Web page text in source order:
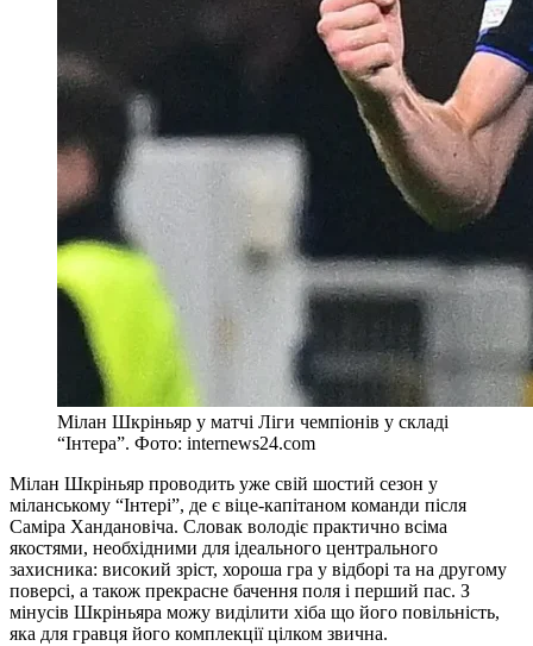
Мілан Шкріньяр у матчі Ліги чемпіонів у складі
“Інтера”. Фото: internews24.com
Мілан Шкріньяр проводить уже свій шостий сезон у
міланському “Інтері”, де є віце-капітаном команди після
Саміра Хандановіча. Словак володіє практично всіма
якостями, необхідними для ідеального центрального
захисника: високий зріст, хороша гра у відборі та на другому
поверсі, а також прекрасне бачення поля і перший пас. З
мінусів Шкріньяра можу виділити хіба що його повільність,
яка для гравця його комплекції цілком звична.